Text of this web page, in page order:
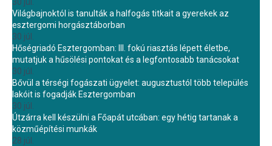
Világbajnoktól is tanulták a halfogás titkait a gyerekek az
esztergomi horgásztáborban
30 júl.
Hőségriadó Esztergomban: III. fokú riasztás lépett életbe,
mutatjuk a hűsölési pontokat és a legfontosabb tanácsokat
30 júl.
Bővül a térségi fogászati ügyelet: augusztustól több település
lakóit is fogadják Esztergomban
30 júl.
Útzárra kell készülni a Főapát utcában: egy hétig tartanak a
közműépítési munkák
28 júl.